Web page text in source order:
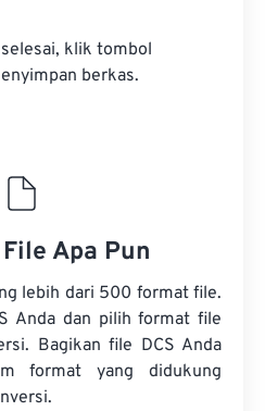
klik tombol
berkas.
Apa Pun
lebih dari 500 format file.
Anda dan pilih format file
Bagikan file DCS Anda
format yang didukung